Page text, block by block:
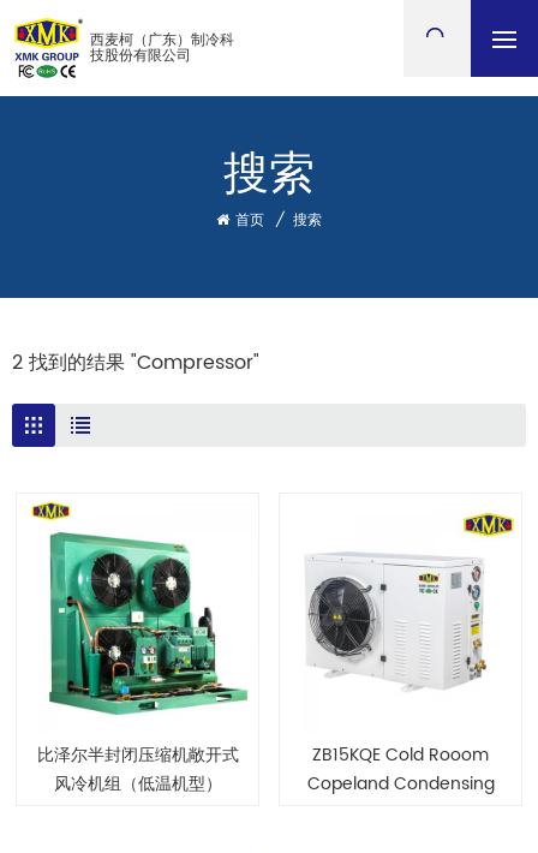
西麦柯（广东）制冷科
技股份有限公司
搜索
首页 / 搜索
2 找到的结果 "Compressor"
比泽尔半封闭压缩机敞开式
风冷机组（低温机型）
ZB15KQE Cold Rooom
Copeland Condensing